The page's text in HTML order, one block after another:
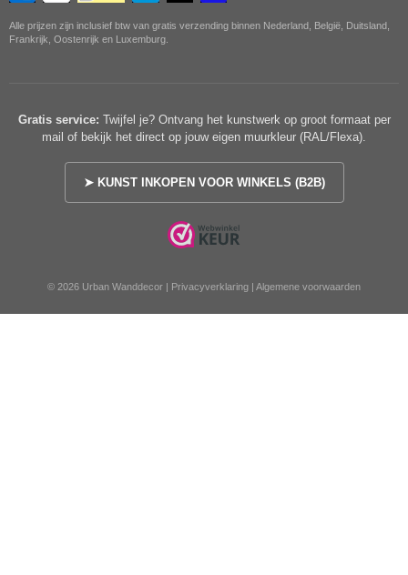
Alle prijzen zijn inclusief btw van gratis verzending binnen Nederland, België, Duitsland,
Frankrijk, Oostenrijk en Luxemburg.
Gratis service: Twijfel je? Ontvang het kunstwerk op groot formaat per
mail of bekijk het direct op jouw eigen muurkleur (RAL/Flexa).
➤ KUNST INKOPEN VOOR WINKELS (B2B)
© 2026 Urban Wanddecor | Privacyverklaring | Algemene voorwaarden